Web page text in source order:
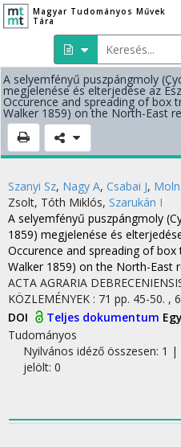
Magyar Tudományos Művek
Tára
A selyemfényű puszpángmoly
megjelenése és elterjedése az
Occurence and spreading of box
Walker 1859) on the North-East
Szanyi Sz, Nagy A, Csabai J,
Zsolt, Tóth Miklós, Szarukán I
A selyemfényű puszpángmoly
1859) megjelenése és
Occurence and spreading of
Walker 1859) on the North-East
ACTA AGRARIA
KÖZLEMÉNYEK : 71 pp. 45-50. ,
DOI
Teljes dokumentum
Tudományos
Nyilvános idéző összesen: 1 |
jelölt: 0